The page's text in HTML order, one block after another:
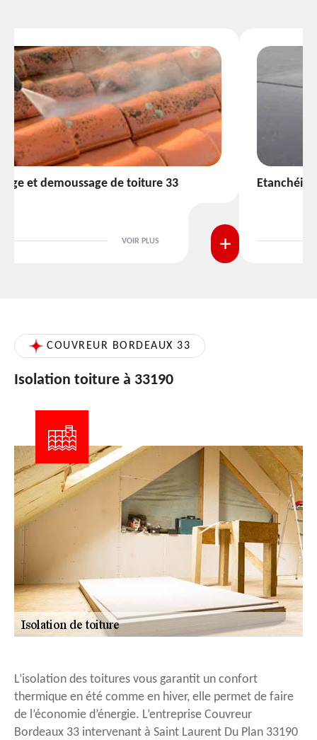
Etanchéité toiture 33
VOIR PLUS
COUVREUR BORDEAUX 33
Isolation toiture à 33190
L’isolation des toitures vous garantit un confort
thermique en été comme en hiver, elle permet de faire
de l’économie d’énergie. L’entreprise Couvreur
Bordeaux 33 intervenant à Saint Laurent Du Plan 33190